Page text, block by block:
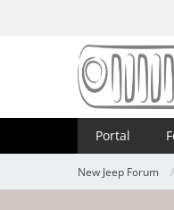
Portal
New Jeep Forum